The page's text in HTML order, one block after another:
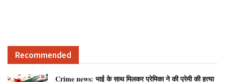
Recommended
Crime news: भाई के साथ मिलकर प्रेमिका ने की प्रेमी की हत्या